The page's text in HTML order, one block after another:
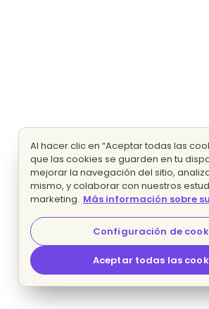
Al hacer clic en “Aceptar todas las
que las cookies se guarden en tu
mejorar la navegación del sitio,
mismo, y colaborar con nuestros
marketing. Más información sobre
Configuración de
Aceptar todas las